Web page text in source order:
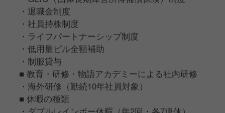
・退職金制度
・社員持株制度
・ライフパートナーシップ制度
・低用量ピル全額補助
・制服貸与
■ 教育・研修・物語アカデミーによる社内研修
・海外研修（勤続10年社員対象）
■ 休暇の種類